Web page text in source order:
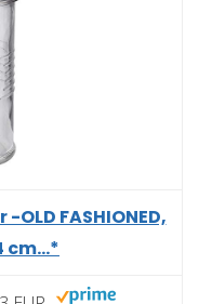
OLD FASHIONED,
cm...*